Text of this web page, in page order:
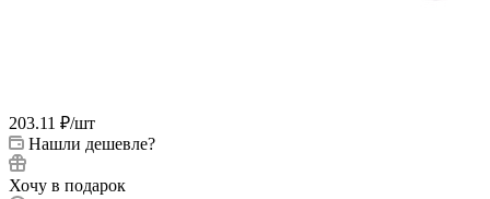
203.11 ₽/шт
Нашли дешевле?
Хочу в подарок